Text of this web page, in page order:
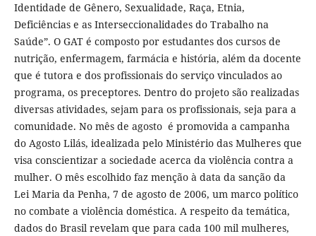
Identidade de Gênero, Sexualidade, Raça, Etnia,
Deficiências e as Interseccionalidades do Trabalho na
Saúde”. O GAT é composto por estudantes dos cursos de
nutrição, enfermagem, farmácia e história, além da docente
que é tutora e dos profissionais do serviço vinculados ao
programa, os preceptores. Dentro do projeto são realizadas
diversas atividades, sejam para os profissionais, seja para a
comunidade. No mês de agosto é promovida a campanha
do Agosto Lilás, idealizada pelo Ministério das Mulheres que
visa conscientizar a sociedade acerca da violência contra a
mulher. O mês escolhido faz menção à data da sanção da
Lei Maria da Penha, 7 de agosto de 2006, um marco político
no combate a violência doméstica. A respeito da temática,
dados do Brasil revelam que para cada 100 mil mulheres,